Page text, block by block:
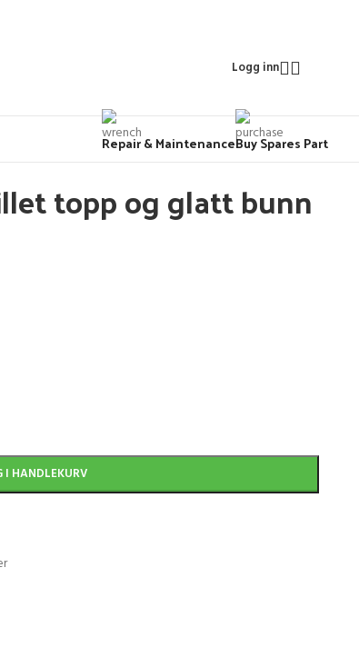
Logg inn
Repair & MaintenanceBuy Spares Part
topp og glatt bunn
I HANDLEKURV